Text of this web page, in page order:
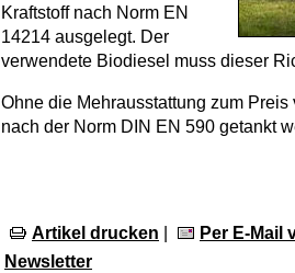
Kraftstoff nach Norm EN
14214 ausgelegt. Der
verwendete Biodiesel muss dieser
Ohne die Mehrausstattung zum
nach der Norm DIN EN 590 getankt
Artikel drucken
Per E-Mail
Newsletter